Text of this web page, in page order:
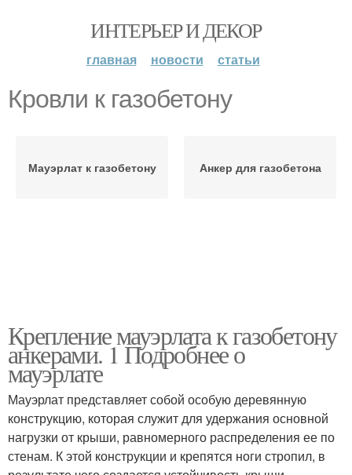
ИНТЕРЬЕР И ДЕКОР
главная новости статьи
Кровли к газобетону
Мауэрлат к газобетону Анкер для газобетона
Крепление мауэрлата к газобетону
анкерами. 1 Подробнее о
мауэрлате
Мауэрлат представляет собой особую деревянную
конструкцию, которая служит для удержания основной
нагрузки от крыши, равномерного распределения ее по
стенам. К этой конструкции и крепятся ноги стропил, в